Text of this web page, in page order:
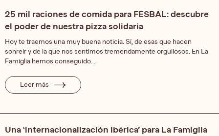
25 mil raciones de comida para FESBAL: descubre
el poder de nuestra pizza solidaria
Hoy te traemos una muy buena noticia. Sí, de esas que hacen
sonreír y de la que nos sentimos tremendamente orgullosos. En La
Famiglia hemos conseguido...
Leer más
Una ‘internacionalización ibérica’ para La Famiglia